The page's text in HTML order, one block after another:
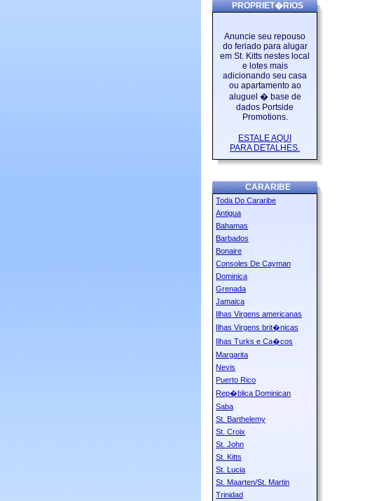
PROPRIET�RIOS
Anuncie seu repouso
do feriado para alugar
em St. Kitts nestes local
e lotes mais
adicionando seu casa
ou apartamento ao
aluguel � base de
dados Portside
Promotions.
ESTALE AQUI
PARA DETALHES.
CARARIBE
Toda Do Cararibe
Antigua
Bahamas
Barbados
Bonaire
Consoles De Cayman
Dominica
Grenada
Jamaica
Ilhas Virgens americanas
Ilhas Virgens brit�nicas
Ilhas Turks e Ca�cos
Margarita
Nevis
Puerto Rico
Rep�blica Dominican
Saba
St. Barthelemy
St. Croix
St. John
St. Kitts
St. Lucia
St. Maarten/St. Martin
Trinidad